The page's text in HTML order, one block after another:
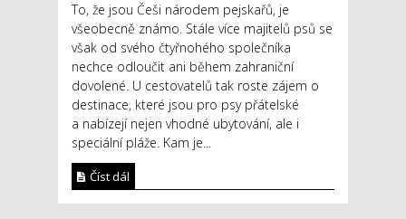
To, že jsou Češi národem pejskařů, je
všeobecně známo. Stále více majitelů psů se
však od svého čtyřnohého společníka
nechce odloučit ani během zahraniční
dovolené. U cestovatelů tak roste zájem o
destinace, které jsou pro psy přátelské
a nabízejí nejen vhodné ubytování, ale i
speciální pláže. Kam je...
Číst dál